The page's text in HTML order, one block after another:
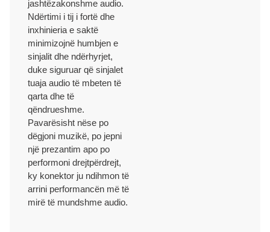
jashtëzakonshme audio.
Ndërtimi i tij i fortë dhe
inxhinieria e saktë
minimizojnë humbjen e
sinjalit dhe ndërhyrjet,
duke siguruar që sinjalet
tuaja audio të mbeten të
qarta dhe të
qëndrueshme.
Pavarësisht nëse po
dëgjoni muzikë, po jepni
një prezantim apo po
performoni drejtpërdrejt,
ky konektor ju ndihmon të
arrini performancën më të
mirë të mundshme audio.